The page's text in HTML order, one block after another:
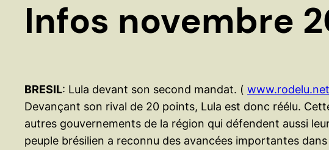
Infos novembre
BRESIL: Lula devant son second mandat. ( www.rodelu.net
Devançant son rival de 20 points, Lula est donc réélu.
autres gouvernements de la région qui défendent aussi
peuple brésilien a reconnu des avancées importantes